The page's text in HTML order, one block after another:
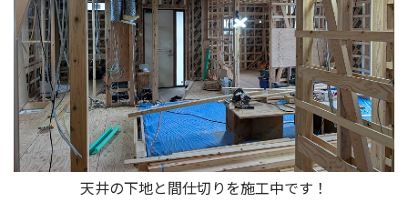
天井の下地と間仕切りを施工中です！